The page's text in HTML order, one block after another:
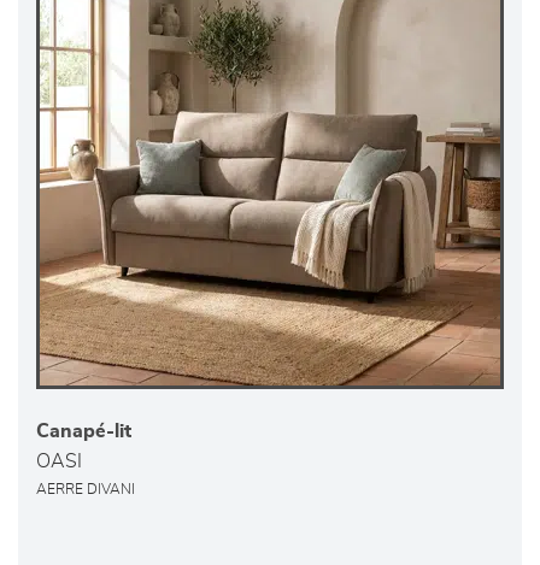
Canapé-lit
OASI
AERRE DIVANI